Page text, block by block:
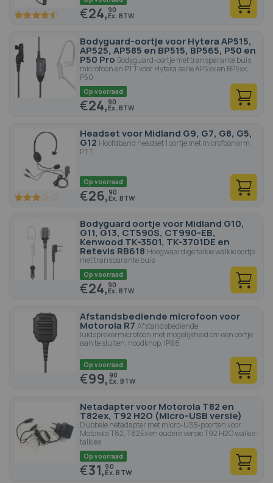
90 100 €24,90
Bodyguard-oortje voor Hytera AP515,
AP525, AP585 en BP515, BP565, P50 en
P50 Pro Bodyguard-oortje met transparante buis,
microfoon en PTT voor Hytera serie AP5xx en BP5xx,
P50
Op voorraad
€24,90
Headset voor Midland G9, G7, G8, G5,
G12 Hoofdband headset 1 oortje met microfoonarm,
PTT
60 100
Op voorraad
€26,90
Bodyguard oortje voor Midland G10,
G11, G13, CT590S, CT990-EB,
Kenwood TK-3501, TK-3701DE en
Retevis RB618 Hoogwaardige talkie walkie oortje
met transparante buis
Op voorraad
€24,90
Afstandsbediende microfoon voor
Motorola R7 Afstandsbediende
luidsprekermicrofoon met mogelijkheid om een oortje
aan te sluiten, noodknop, IP68
Op voorraad
€99, 90
Netadapter voor Motorola T82 en
T82ex, T92 H2O (Micro-USB versie)
Dubbele netadapter met micro-USB-poorten voor
Motorola T82, T82Ex en oudere versie T92 H2O walkie-
talkies
Op voorraad
€31,90